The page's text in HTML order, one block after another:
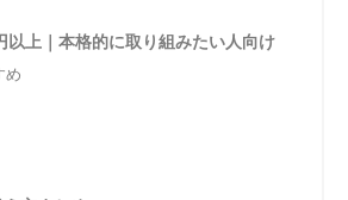
以上｜本格的に取り組みたい人向け
め